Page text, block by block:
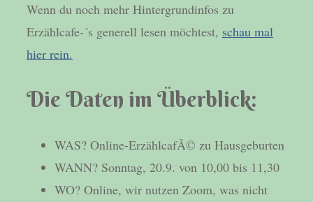
Wenn du noch mehr Hintergrundinfos zu
Erzählcafe-´s generell lesen möchtest, schau mal
hier rein.
Die Daten im Überblick:
WAS? Online-ErzählcafÃ© zu Hausgeburten
WANN? Sonntag, 20.9. von 10,00 bis 11,30
WO? Online, wir nutzen Zoom, was nicht